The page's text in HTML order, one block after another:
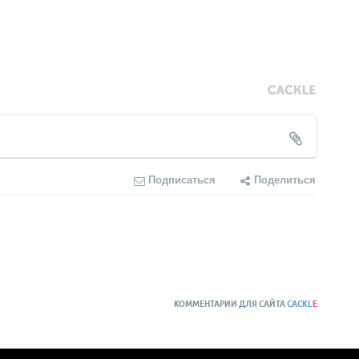
Подписаться Поделиться
КОММЕНТАРИИ ДЛЯ САЙТАCACKL E